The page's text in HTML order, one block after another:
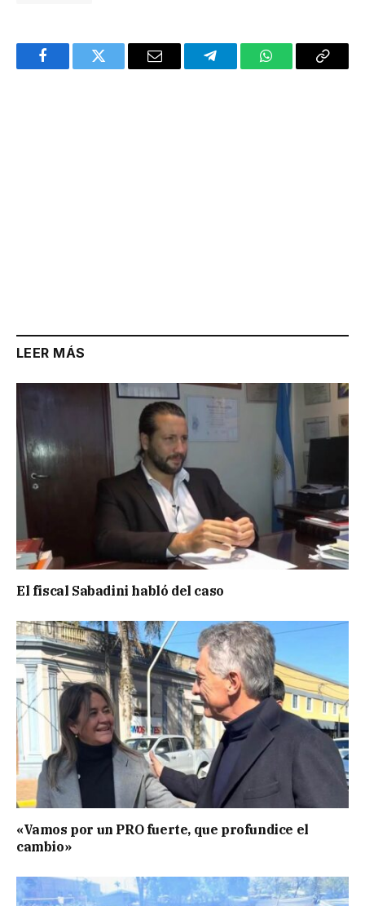
FacebookTwitter Email TelegramWhatsAppCopy
LEER MÁS
El fiscal Sabadini habló del caso
«Vamos por un PRO fuerte, que profundice el
cambio»